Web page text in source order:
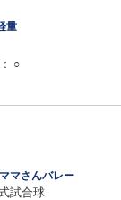
量
○
マさんバレー
試合球